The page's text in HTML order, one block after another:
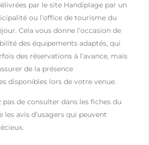
par le site Handiplage par un
ou l’office de tourisme du
Cela vous donne l’occasion de
des équipements adaptés, qui
des réservations à l’avance, mais
de la présence
disponibles lors de votre venue.
pas de consulter dans les fiches du
les avis d’usagers qui peuvent